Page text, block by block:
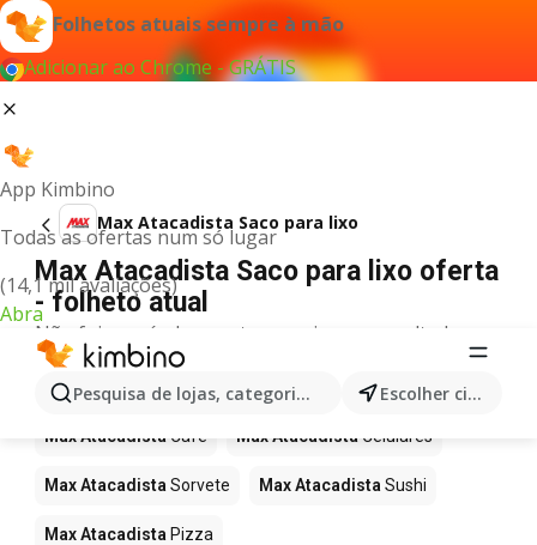
Folhetos atuais sempre à mão
Adicionar ao Chrome - GRÁTIS
App Kimbino
Todas as ofertas num só lugar
(14,1 mil avaliações)
Abra
Pesquisa de lojas, categorias,produtos... Escolher cidade
Max Atacadista Saco para lixo
Max Atacadista Saco para lixo oferta
- folheto atual
Não foi possível encontrar quaisquer resultados
para este termo.
Mais produtos em Max Atacadista
Max Atacadista Café Max Atacadista Celulares
Max Atacadista Sorvete Max Atacadista Sushi
Max Atacadista Pizza